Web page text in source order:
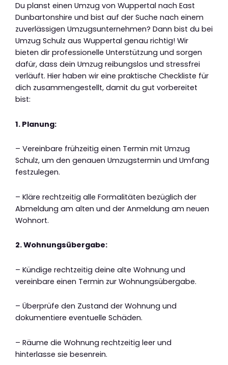
Du planst einen Umzug von Wuppertal nach East
Dunbartonshire und bist auf der Suche nach einem
zuverlässigen Umzugsunternehmen? Dann bist du bei
Umzug Schulz aus Wuppertal genau richtig! Wir
bieten dir professionelle Unterstützung und sorgen
dafür, dass dein Umzug reibungslos und stressfrei
verläuft. Hier haben wir eine praktische Checkliste für
dich zusammengestellt, damit du gut vorbereitet
bist:
1. Planung:
– Vereinbare frühzeitig einen Termin mit Umzug
Schulz, um den genauen Umzugstermin und Umfang
festzulegen.
– Kläre rechtzeitig alle Formalitäten bezüglich der
Abmeldung am alten und der Anmeldung am neuen
Wohnort.
2. Wohnungsübergabe:
– Kündige rechtzeitig deine alte Wohnung und
vereinbare einen Termin zur Wohnungsübergabe.
– Überprüfe den Zustand der Wohnung und
dokumentiere eventuelle Schäden.
– Räume die Wohnung rechtzeitig leer und
hinterlasse sie besenrein.